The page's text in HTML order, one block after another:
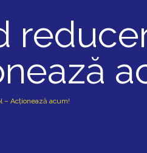
– Acționează acum!